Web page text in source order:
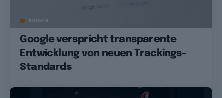
ARCHIV
Google verspricht transparente
Entwicklung von neuen Trackings-
Standards